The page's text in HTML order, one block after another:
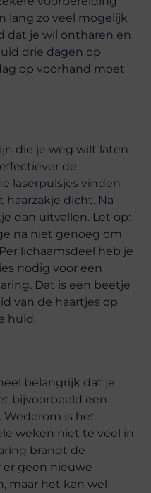
lang zo veel mogelijk
dat je wil ontharen en
drie dagen op
op voorhand moet
die je weg wilt laten
de
laserpulsjes vinden
dicht. Na
dan uitvallen. Let op:
na niet genoeg om
lichaamsdeel heb je
nodig voor een
Dat is een beetje
van de haartjes op
huid.
belangrijk dat je
bijvoorbeeld een
is het
weken niet te veel in
brandt de
er geen nieuwe
maar het kan wel